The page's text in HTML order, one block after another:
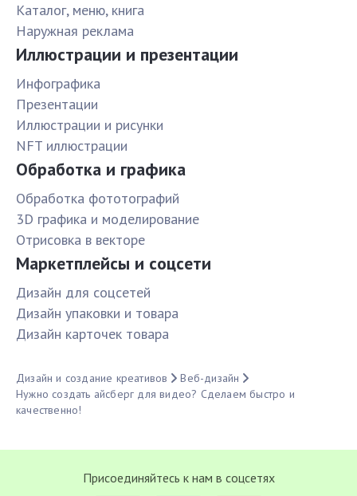
Каталог, меню, книга
Наружная реклама
Иллюстрации и презентации
Инфографика
Презентации
Иллюстрации и рисунки
NFT иллюстрации
Обработка и графика
Обработка фототографий
3D графика и моделирование
Отрисовка в векторе
Маркетплейсы и соцсети
Дизайн для соцсетей
Дизайн упаковки и товара
Дизайн карточек товара
Дизайн и создание креативов
Веб-дизайн
Нужно создать айсберг для видео? Сделаем быстро и
качественно!
Присоединяйтесь к нам в соцсетях